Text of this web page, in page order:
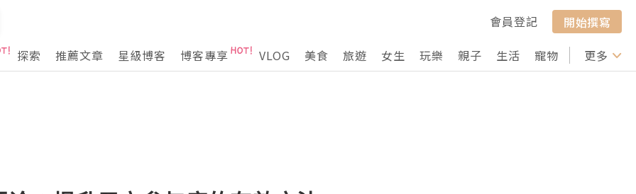
會員登記
開始撰寫
探索
推薦文章 星級博客 博客專享 VLOG 美食 旅遊 女生 玩樂 親子 生活 寵物 行山 打卡
更多